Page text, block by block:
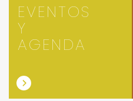
EVENTOS
Y
AGENDA